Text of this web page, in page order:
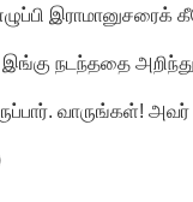
இராமானுசரைக் கீழே
இங்கு நடந்ததை
வாருங்கள்!